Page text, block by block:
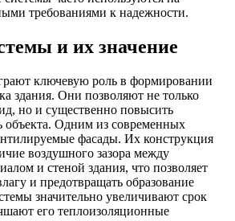
требованиями к надежности.
и их значение
ключевую роль в формировании
здания. Они позволяют не только
но и существенно повысить
объекта. Одним из современных
фасады. Их конструкция
воздушного зазора между
и стеной здания, что позволяет
и предотвращать образование
значительно увеличивают срок
его теплоизоляционные